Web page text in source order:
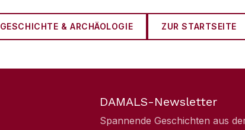
GESCHICHTE & ARCHÄOLOGIE ZUR STARTSEITE
DAMALS-Newsletter
Spannende Geschichten aus